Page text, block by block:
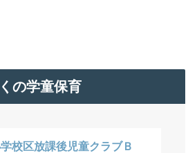
の学童保育
校区放課後児童クラブＢ